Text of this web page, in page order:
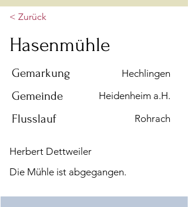
< Zurück
Hasenmühle
Hechlingen
Gemarkung
Heidenheim a.H.
Gemeinde
Rohrach
Flusslauf
Herbert Dettweiler
Die Mühle ist abgegangen.